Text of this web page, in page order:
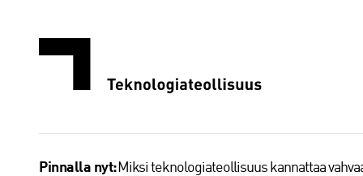
Pinnalla nyt: Miksi teknologiateollisuus kannattaa